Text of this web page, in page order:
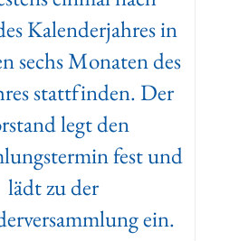
Kalenderjahres in
sechs Monaten des
stattfinden. Der
legt den
fest und
lädt zu der
ein.